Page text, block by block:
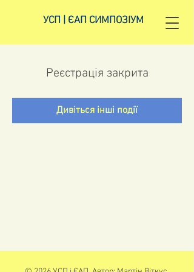
УСП | ЄАП СИМПОЗІУМ
Реєстрація закрита
Дивіться інші події